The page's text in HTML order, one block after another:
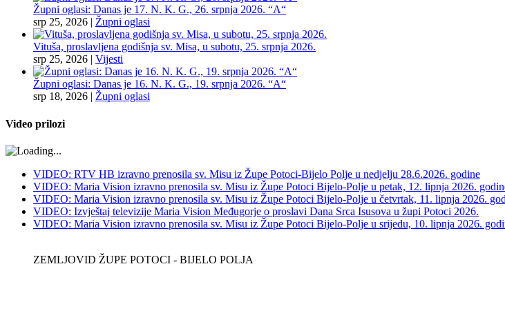
Župni oglasi: Danas je 17. N. K. G., 26. srpnja 2026. “A“
srp 25, 2026 | Župni oglasi
Vituša, proslavljena godišnja sv. Misa, u subotu, 25. srpnja 2026.
srp 25, 2026 | Vijesti
Župni oglasi: Danas je 16. N. K. G., 19. srpnja 2026. “A“
srp 18, 2026 | Župni oglasi
Video prilozi
VIDEO: RTV HB izravno prenosila sv. Misu iz Župe Potoci-Bijelo Polje u nedjelju 28.6.2026. godine
VIDEO: Maria Vision izravno prenosila sv. Misu iz Župe Potoci Bijelo-Polje u petak, 12. lipnja 2026.
VIDEO: Maria Vision izravno prenosila sv. Misu iz Župe Potoci Bijelo-Polje u četvrtak, 11. lipnja 2026.
VIDEO: Izvještaj televizije Maria Vision Međugorje o proslavi Dana Srca Isusova u župi Potoci 2026.
VIDEO: Maria Vision izravno prenosila sv. Misu iz Župe Potoci Bijelo-Polje u srijedu, 10. lipnja 2026.
ZEMLJOVID ŽUPE POTOCI - BIJELO POLJA